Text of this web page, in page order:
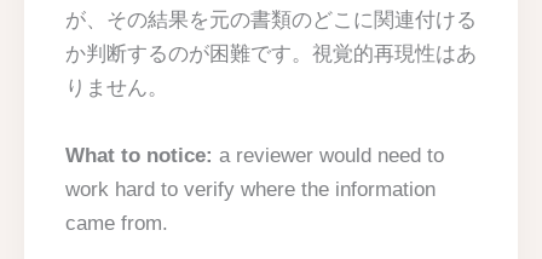
が、その結果を元の書類のどこに関連付ける
か判断するのが困難です。視覚的再現性はあ
りません。
What to notice: a reviewer would need to
work hard to verify where the information
came from.